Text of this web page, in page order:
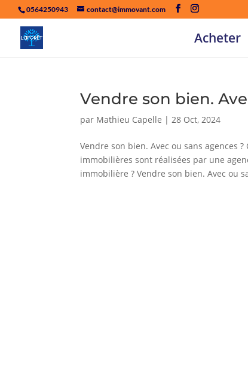
0564250943 contact@immovant.com
Acheter
Vendre son bien.
par Mathieu Capelle |28 Oct, 2024
Vendre son bien. Avec ou sans agences
immobilières sont réalisées par une
immobilière ? Vendre son bien. Avec ou